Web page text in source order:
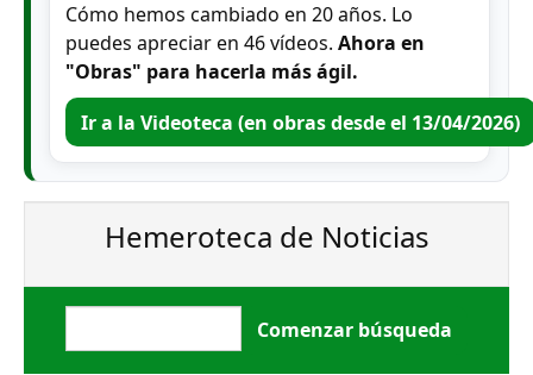
Cómo hemos cambiado en 20 años. Lo
puedes apreciar en 46 vídeos. Ahora en
"Obras" para hacerla más ágil.
Ir a la Videoteca (en obras desde el 13/04/2026)
Hemeroteca de Noticias